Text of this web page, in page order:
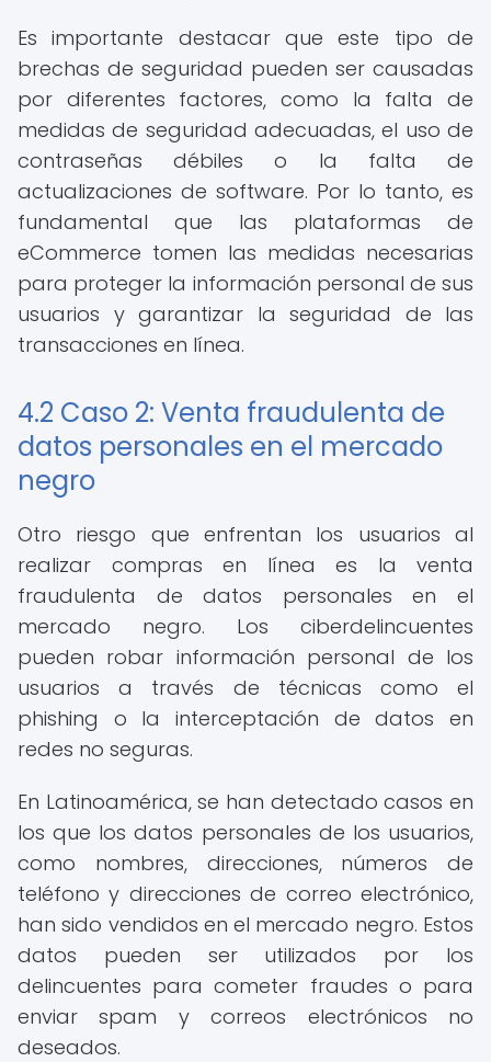
Es importante destacar que este tipo de
brechas de seguridad pueden ser causadas
por diferentes factores, como la falta de
medidas de seguridad adecuadas, el uso de
contraseñas débiles o la falta de
actualizaciones de software. Por lo tanto, es
fundamental que las plataformas de
eCommerce tomen las medidas necesarias
para proteger la información personal de sus
usuarios y garantizar la seguridad de las
transacciones en línea.
4.2 Caso 2: Venta fraudulenta de
datos personales en el mercado
negro
Otro riesgo que enfrentan los usuarios al
realizar compras en línea es la venta
fraudulenta de datos personales en el
mercado negro. Los ciberdelincuentes
pueden robar información personal de los
usuarios a través de técnicas como el
phishing o la interceptación de datos en
redes no seguras.
En Latinoamérica, se han detectado casos en
los que los datos personales de los usuarios,
como nombres, direcciones, números de
teléfono y direcciones de correo electrónico,
han sido vendidos en el mercado negro. Estos
datos pueden ser utilizados por los
delincuentes para cometer fraudes o para
enviar spam y correos electrónicos no
deseados.